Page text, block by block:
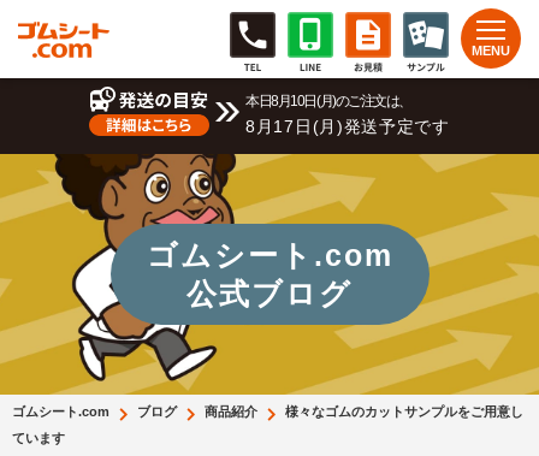
本日8月10日(月)のご注文は、
8月17日(月)発送予定です
ゴムシート.com
公式ブログ
ゴムシート.com ブログ 商品紹介
様々なゴムのカットサンプルをご用意し
ています